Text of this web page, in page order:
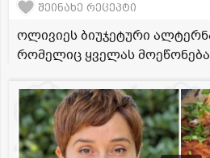
შეინახე რეცეპტი
ოლივიეს ბიუჯეტური
რომელიც ყველას